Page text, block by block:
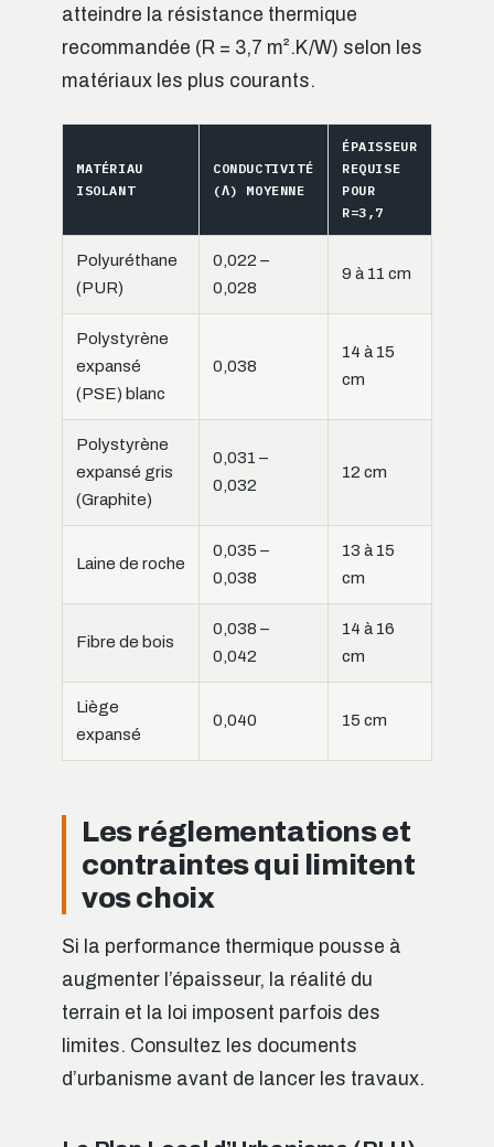
atteindre la résistance thermique
recommandée (R = 3,7 m².K/W) selon les
matériaux les plus courants.
MATÉRIAU
ISOLANT
CONDUCTIVITÉ
(Λ) MOYENNE
ÉPAISSEUR
REQUISE
POUR
R=3,7
Polyuréthane
(PUR)
0,022 –
0,028
9 à 11 cm
Polystyrène
expansé
(PSE) blanc
0,038
14 à 15
cm
Polystyrène
expansé gris
(Graphite)
0,031 –
0,032
12 cm
Laine de roche
0,035 –
0,038
13 à 15
cm
Fibre de bois
0,038 –
0,042
14 à 16
cm
Liège
expansé
0,040 15 cm
Les réglementations et
contraintes qui limitent
vos choix
Si la performance thermique pousse à
augmenter l’épaisseur, la réalité du
terrain et la loi imposent parfois des
limites. Consultez les documents
d’urbanisme avant de lancer les travaux.